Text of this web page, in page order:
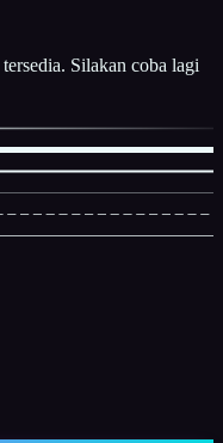
Silakan coba lagi